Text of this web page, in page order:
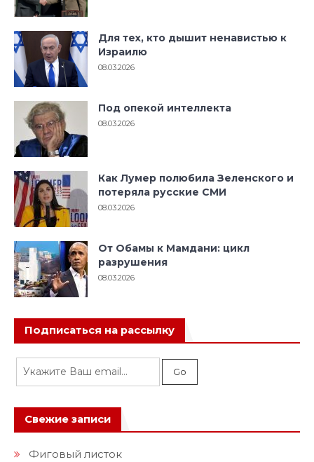
Для тех, кто дышит ненавистью к
Израилю
08.03.2026
Под опекой интеллекта
08.03.2026
Как Лумер полюбила Зеленского и
потеряла русские СМИ
08.03.2026
От Обамы к Мамдани: цикл
разрушения
08.03.2026
Подписаться на рассылку
Свежие записи
Фиговый листок